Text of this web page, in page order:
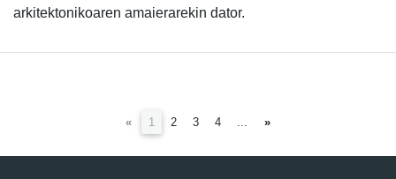
arkitektonikoaren amaierarekin dator.
« 1 (current)
2 3 4 ... »